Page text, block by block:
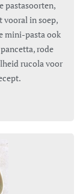
vooral in soep,
mini-pasta ook
rode
rucola voor